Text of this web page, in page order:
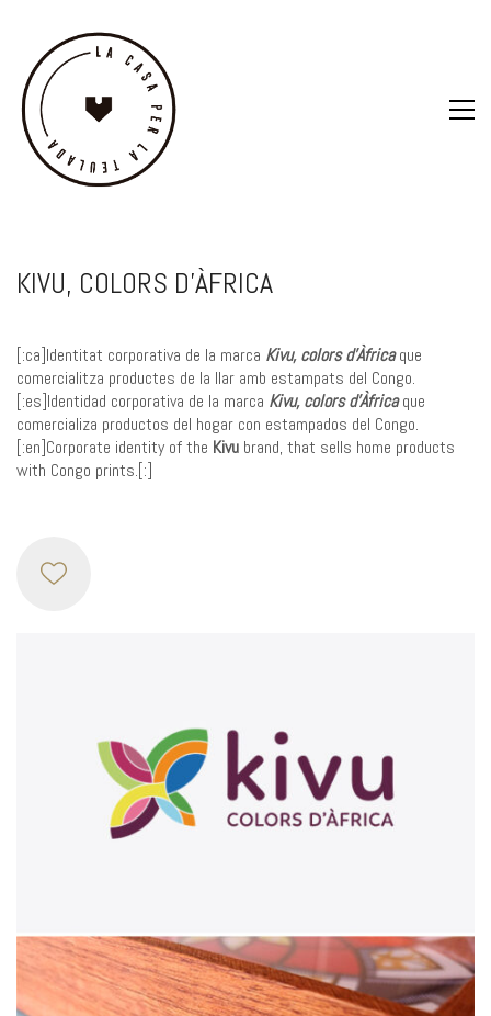
KIVU, COLORS D’ÀFRICA
[:ca]Identitat corporativa de la marca Kivu, colors d’Àfricaque
comercialitza productes de la llar amb estampats del Congo.
[:es]Identidad corporativa de la marca Kivu, colors d’Àfricaque
comercializa productos del hogar con estampados del Congo.
[:en]Corporate identity of the Kivu brand, that sells home products
with Congo prints.[:]